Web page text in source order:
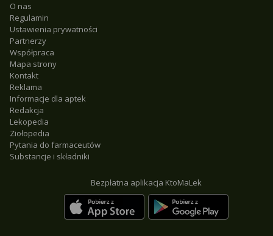
O nas
Regulamin
Ustawienia prywatności
Partnerzy
Współpraca
Mapa strony
Kontakt
Reklama
Informacje dla aptek
Redakcja
Lekopedia
Ziołopedia
Pytania do farmaceutów
Substancje i składniki
Bezpłatna aplikacja KtoMaLek